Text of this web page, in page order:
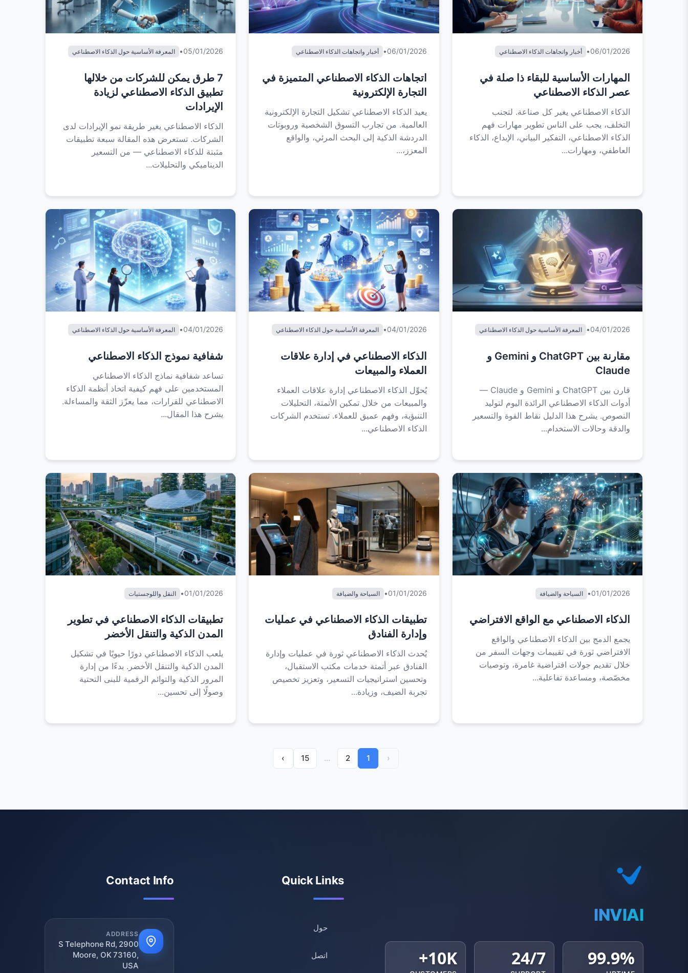
06/01/2026
• أخبار واتجاهات الذكاء الاصطناعي
المهارات الأساسية للبقاء ذا صلة في
عصر الذكاء الاصطناعي
الذكاء الاصطناعي يغير كل صناعة. لتجنب
التخلف، يجب على الناس تطوير مهارات فهم
الذكاء الاصطناعي، التفكير البياني، الإبداع، الذكاء
العاطفي، ومهارات...
06/01/2026
• أخبار واتجاهات الذكاء الاصطناعي
اتجاهات الذكاء الاصطناعي المتميزة في
التجارة الإلكترونية
يعيد الذكاء الاصطناعي تشكيل التجارة الإلكترونية
العالمية. من تجارب التسوق الشخصية وروبوتات
الدردشة الذكية إلى البحث المرئي، والواقع
المعزز،...
05/01/2026
• المعرفة الأساسية حول الذكاء الاصطناعي
7 طرق يمكن للشركات من خلالها
تطبيق الذكاء الاصطناعي لزيادة
الإيرادات
الذكاء الاصطناعي يغير طريقة نمو الإيرادات لدى
الشركات. تستعرض هذه المقالة سبعة تطبيقات
مثبتة للذكاء الاصطناعي — من التسعير
الديناميكي والتحليلات...
04/01/2026
• المعرفة الأساسية حول الذكاء الاصطناعي
مقارنة بين ChatGPT و Gemini و
Claude
قارن بين ChatGPT و Gemini و Claude —
أدوات الذكاء الاصطناعي الرائدة اليوم لتوليد
النصوص. يشرح هذا الدليل نقاط القوة والتسعير
والدقة وحالات الاستخدام...
04/01/2026
• المعرفة الأساسية حول الذكاء الاصطناعي
الذكاء الاصطناعي في إدارة علاقات
العملاء والمبيعات
يُحوِّل الذكاء الاصطناعي إدارة علاقات العملاء
والمبيعات من خلال تمكين الأتمتة، التحليلات
التنبؤية، وفهم عميق للعملاء. تستخدم الشركات
الذكاء الاصطناعي...
04/01/2026
• المعرفة الأساسية حول الذكاء الاصطناعي
شفافية نموذج الذكاء الاصطناعي
تساعد شفافية نماذج الذكاء الاصطناعي
المستخدمين على فهم كيفية اتخاذ أنظمة الذكاء
الاصطناعي للقرارات، مما يعزّز الثقة والمساءلة.
يشرح هذا المقال...
01/01/2026
• السياحة والضيافة
الذكاء الاصطناعي مع الواقع الافتراضي
يجمع الدمج بين الذكاء الاصطناعي والواقع
الافتراضي ثورة في تقييمات وجهات السفر من
خلال تقديم جولات افتراضية غامرة، وتوصيات
مخصّصة، ومساعدة تفاعلية...
01/01/2026
• السياحة والضيافة
تطبيقات الذكاء الاصطناعي في عمليات
وإدارة الفنادق
يُحدث الذكاء الاصطناعي ثورة في عمليات وإدارة
الفنادق عبر أتمتة خدمات مكتب الاستقبال،
وتحسين استراتيجيات التسعير، وتعزيز تخصيص
تجربة الضيف، وزيادة...
01/01/2026
• النقل واللوجستيات
تطبيقات الذكاء الاصطناعي في تطوير
المدن الذكية والتنقل الأخضر
يلعب الذكاء الاصطناعي دورًا حيويًا في تشكيل
المدن الذكية والتنقل الأخضر. بدءًا من إدارة
المرور الذكية والتوائم الرقمية للبنى التحتية
وصولًا إلى تحسين...
‹
1
2
...
15
›
INVIAI
99.9%
24/7
10K+
Quick Links
حول
اتصل
Contact Info
ADDRESS
2900 S Telephone Rd,
Moore, OK 73160,
USA